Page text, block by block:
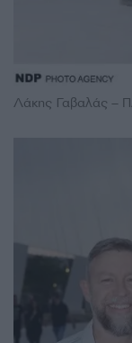
Λάκης Γαβαλάς –